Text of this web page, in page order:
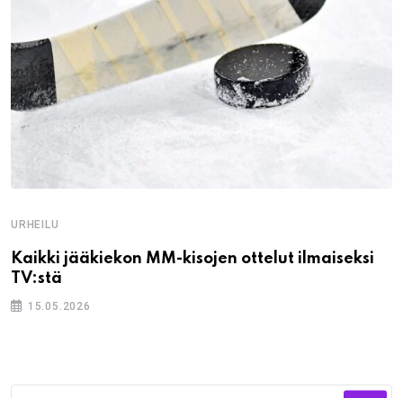
URHEILU
Kaikki jääkiekon MM-kisojen ottelut ilmaiseksi
TV:stä
15.05.2026